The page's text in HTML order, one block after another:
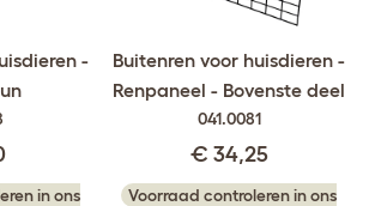
-
in ons
Buitenren voor huisdieren -
Renpaneel - Bovenste deel
041.0081
€ 34,25
Voorraad controleren in ons